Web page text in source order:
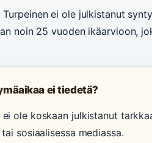
Turpeinen ei ole julkistanut
noin 25 vuoden ikäarvioon,
ei tiedetä?
ei ole koskaan julkistanut
sosiaalisessa mediassa.